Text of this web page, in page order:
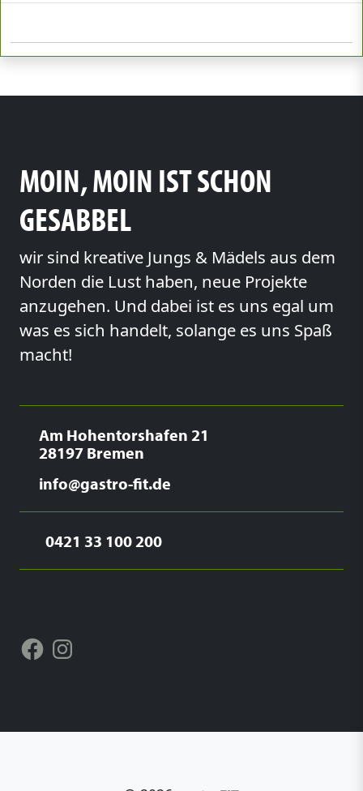
MOIN, MOIN IST SCHON
GESABBEL
wir sind kreative Jungs & Mädels aus dem
Norden die Lust haben, neue Projekte
anzugehen. Und dabei ist es uns egal um
was es sich handelt, solange es uns Spaß
macht!
Am Hohentorshafen 21
28197 Bremen
info@gastro-fit.de
0421 33 100 200
FacebookInstagram